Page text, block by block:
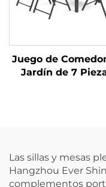
Juego de
Jardín de 7
Las sillas y mesas
Hangzhou Ever
complementos